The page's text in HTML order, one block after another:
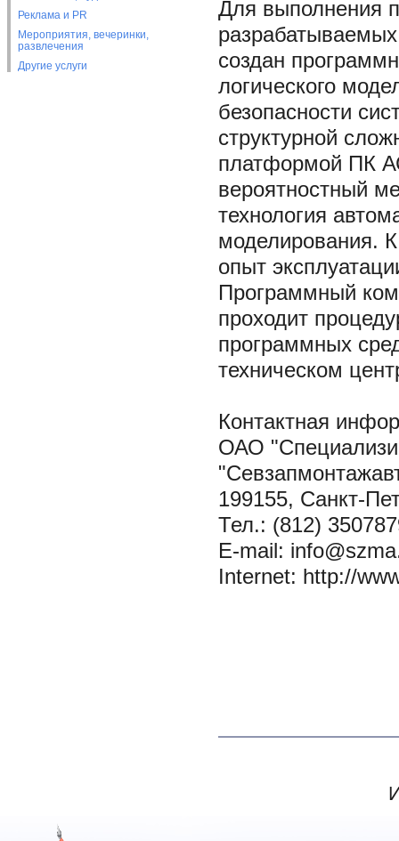
Реклама и PR
Мероприятия, вечеринки,
развлечения
Другие услуги
Для выполнения
создан
логического
безопасности
структурной
платформой ПК
вероятностный
технология
моделирования.
опыт
Программный
проходит
программных
техническом
Контактная
ОАО
199155, Санкт-
Тел.: (812)
E-mail:
Internet: http://